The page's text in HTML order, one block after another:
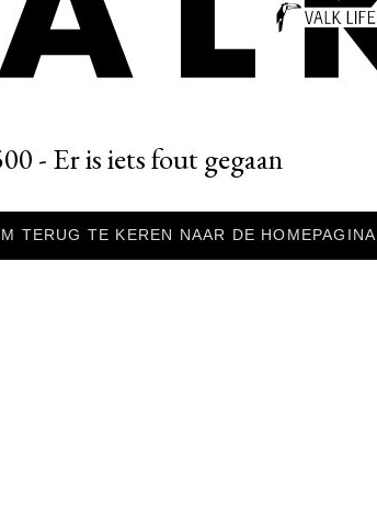
- Er is iets fout gegaan
TERUG TE KEREN NAAR DE HOMEPAGINA